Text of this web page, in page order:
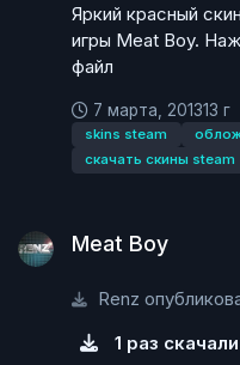
Яркий красный
игры Meat Boy.
файл
7 марта, 201313 г
skins steam
скачать скины steam
Meat Boy
Renz
1 раз скачали